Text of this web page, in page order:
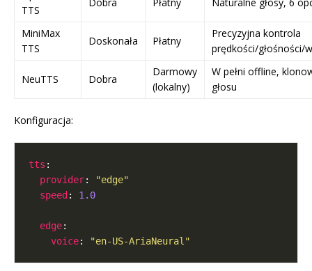
TTS
MiniMax
TTS
Doskonała Płatny
Precyzyjna kontrola
prędkości/głośności/
NeuTTS Dobra
Darmowy
(lokalny)
W pełni offline,
głosu
Konfiguracja:
tts
provider:
"edge"
speed : 1.0
edge
voice: "en-US-AriaNeural"